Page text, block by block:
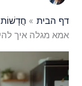
דף הבית
חֲדָשׁוֹת
אמא מגלה איך